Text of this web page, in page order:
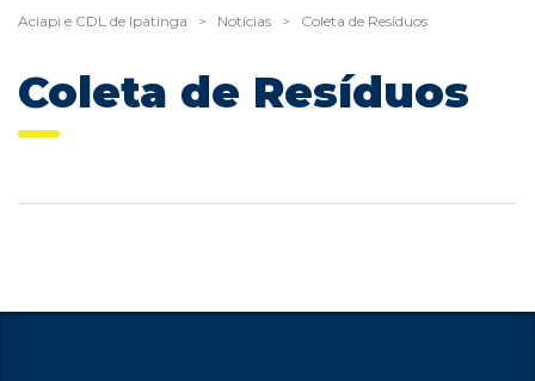
Aciapi e CDL de Ipatinga > Notícias > Coleta de Resíduos
Coleta de Resíduos